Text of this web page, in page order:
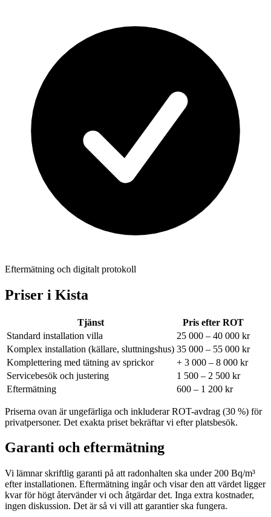
Eftermätning och digitalt protokoll
Priser i Kista
Tjänst
Pris efter ROT
Standard installation villa
25 000 – 40 000 kr
Komplex installation (källare, sluttningshus) 35 000 – 55 000 kr
Komplettering med tätning av sprickor
+ 3 000 – 8 000 kr
Servicebesök och justering
1 500 – 2 500 kr
Eftermätning
600 – 1 200 kr
Priserna ovan är ungefärliga och inkluderar ROT-avdrag (30 %) för
privatpersoner. Det exakta priset bekräftar vi efter platsbesök.
Garanti och eftermätning
Vi lämnar skriftlig garanti på att radonhalten ska under 200 Bq/m³
efter installationen. Eftermätning ingår och visar den att värdet ligger
kvar för högt återvänder vi och åtgärdar det. Inga extra kostnader,
ingen diskussion. Det är så vi vill att garantier ska fungera.